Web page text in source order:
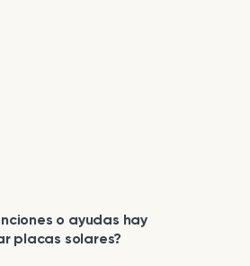
o ayudas hay
placas solares?